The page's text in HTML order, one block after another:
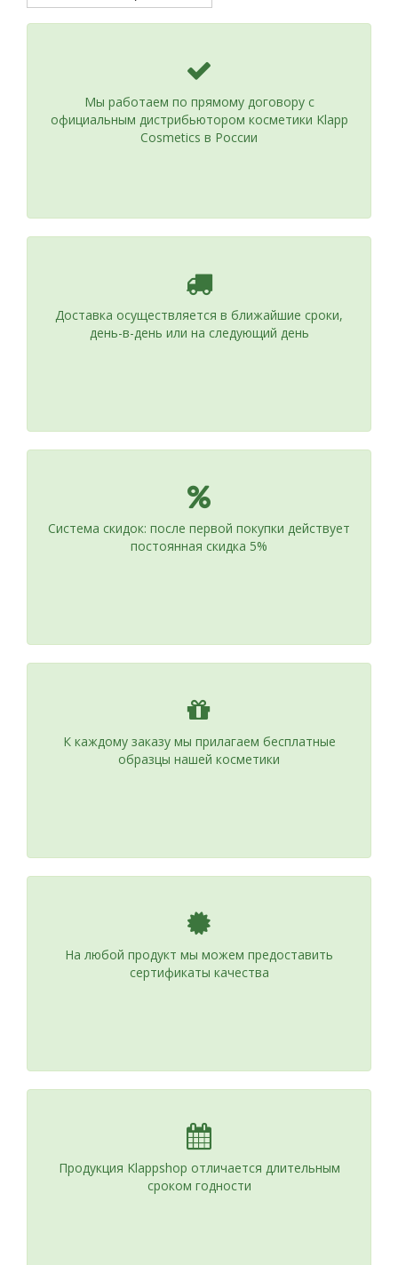
Мы работаем по прямому договору с
официальным дистрибьютором косметики Klapp
Cosmetics в России
Доставка осуществляется в ближайшие сроки,
день-в-день или на следующий день
Система скидок: после первой покупки действует
постоянная скидка 5%
К каждому заказу мы прилагаем бесплатные
образцы нашей косметики
На любой продукт мы можем предоставить
сертификаты качества
Продукция Klappshop отличается длительным
сроком годности